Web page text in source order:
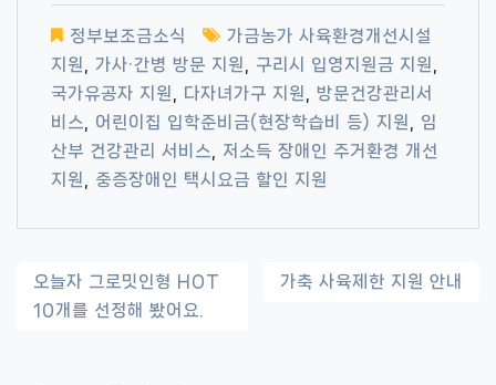
정부보조금소식
가금농가 사육환경개선시설
지원
가사·간병 방문 지원 구리시 입영지원금 지원
국가유공자 지원
다자녀가구 지원
방문건강관리서
비스
어린이집 입학준비금(현장학습비 등) 지원
임
산부 건강관리 서비스
저소득 장애인 주거환경 개선
지원
중증장애인 택시요금 할인 지원
글
내
오늘자 그로밋인형 HOT
10개를 선정해 봤어요.
가축 사육제한 지원 안내